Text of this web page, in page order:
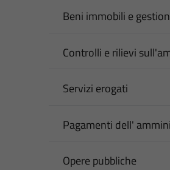
Beni immobili e
Controlli e rilievi
Servizi erogati
Pagamenti dell'
Opere pubbliche